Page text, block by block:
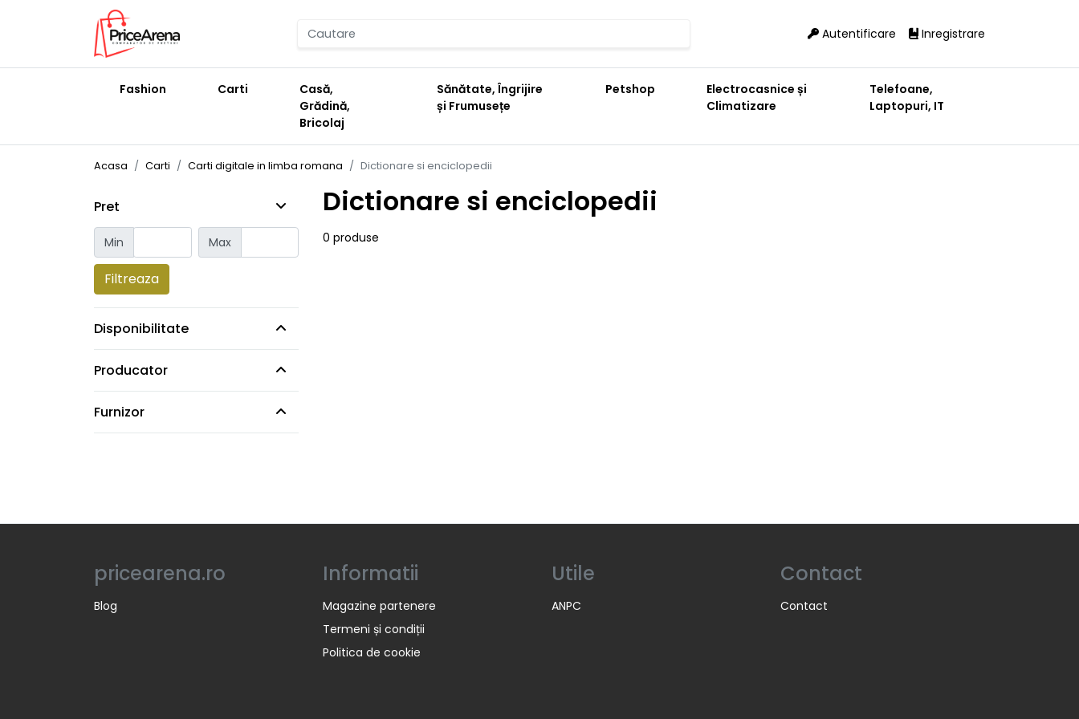
Autentificare Inregistrare
Fashion Carti
Casă,
Grădină,
Bricolaj
Sănătate, Îngrijire
și Frumusețe
Petshop
Electrocasnice și
Climatizare
Telefoane,
Laptopuri, IT
Acasa Carti Carti digitale in limba romana Dictionare si enciclopedii
Pret
Min Max
Filtreaza
Disponibilitate
Producator
Furnizor
Dictionare si enciclopedii
0 produse
pricearena.ro
Blog
Informatii
Magazine partenere
Termeni și condiții
Politica de cookie
Utile
ANPC
Contact
Contact